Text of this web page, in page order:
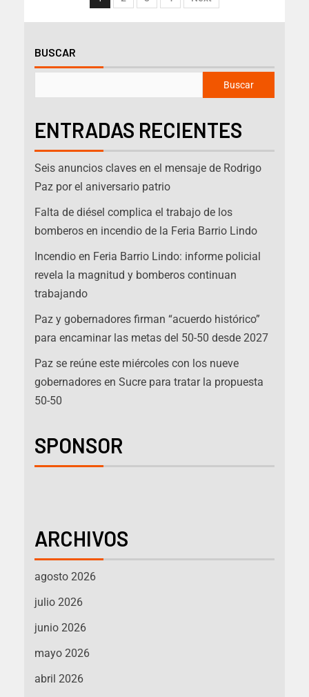
BUSCAR
Buscar
ENTRADAS RECIENTES
Seis anuncios claves en el mensaje de Rodrigo
Paz por el aniversario patrio
Falta de diésel complica el trabajo de los
bomberos en incendio de la Feria Barrio Lindo
Incendio en Feria Barrio Lindo: informe policial
revela la magnitud y bomberos continuan
trabajando
Paz y gobernadores firman “acuerdo histórico”
para encaminar las metas del 50-50 desde 2027
Paz se reúne este miércoles con los nueve
gobernadores en Sucre para tratar la propuesta
50-50
SPONSOR
ARCHIVOS
agosto 2026
julio 2026
junio 2026
mayo 2026
abril 2026